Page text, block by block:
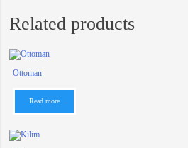
Related products
Ottoman
Read more